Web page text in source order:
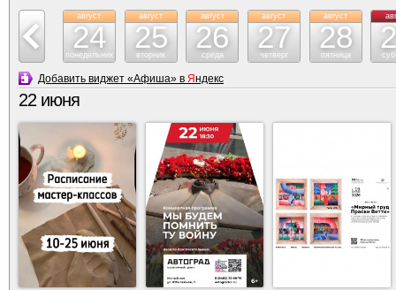
23
август
24
понедельник
август
25
вторник
август
26
среда
август
27
четверг
август
28
пятница
Добавить виджет «Афиша» в Яндекс
22 июня